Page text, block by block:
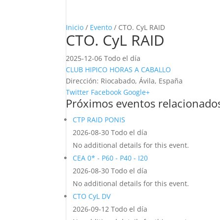
Inicio / Evento / CTO. CyL RAID
CTO. CyL RAID
2025-12-06 Todo el día
CLUB HIPICO HORAS A CABALLO
Dirección: Riocabado, Ávila, España
Twitter Facebook Google+
Próximos eventos
CTP RAID PONIS
2026-08-30 Todo el día
No additional details for this event.
CEA 0* - P60 - P40 - I20
2026-08-30 Todo el día
No additional details for this event.
CTO CyL DV
2026-09-12 Todo el día